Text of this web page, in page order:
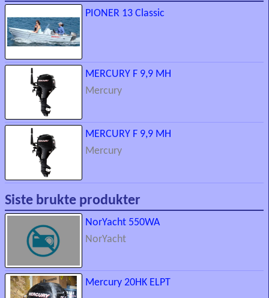
PIONER 13 Classic
MERCURY F 9,9 MH
Mercury
MERCURY F 9,9 MH
Mercury
Siste brukte produkter
NorYacht 550WA
NorYacht
Mercury 20HK ELPT